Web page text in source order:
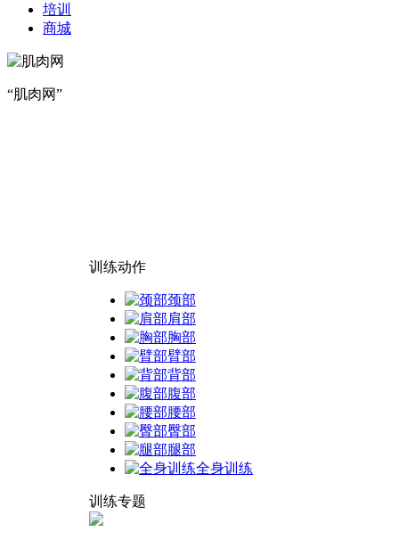
训练动作
颈部
肩部
胸部
臂部
背部
腹部
腰部
臀部
腿部
全身训练
训练专题
培训
商城
“肌肉网”